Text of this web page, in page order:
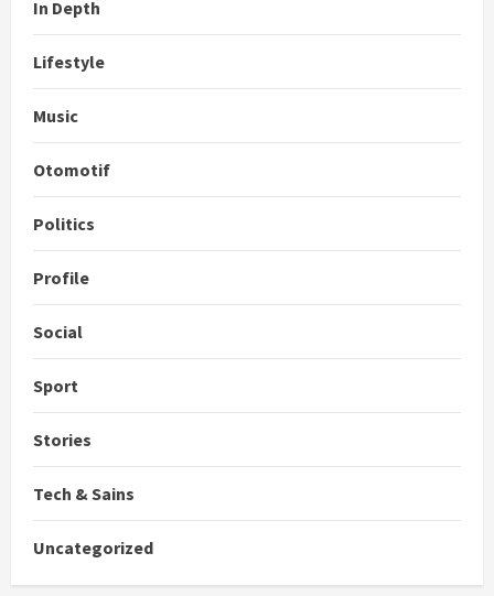
In Depth
Lifestyle
Music
Otomotif
Politics
Profile
Social
Sport
Stories
Tech & Sains
Uncategorized